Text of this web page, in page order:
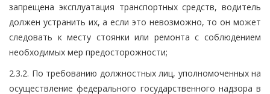
запрещена эксплуатация транспортных средств, водитель
должен устранить их, а если это невозможно, то он может
следовать к месту стоянки или ремонта с соблюдением
необходимых мер предосторожности;
2.3.2. По требованию должностных лиц, уполномоченных на
осуществление федерального государственного надзора в